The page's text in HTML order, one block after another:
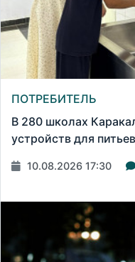
ПОТРЕБИТЕЛЬ
В 280 школах
устройств для
10.08.2026 17:30